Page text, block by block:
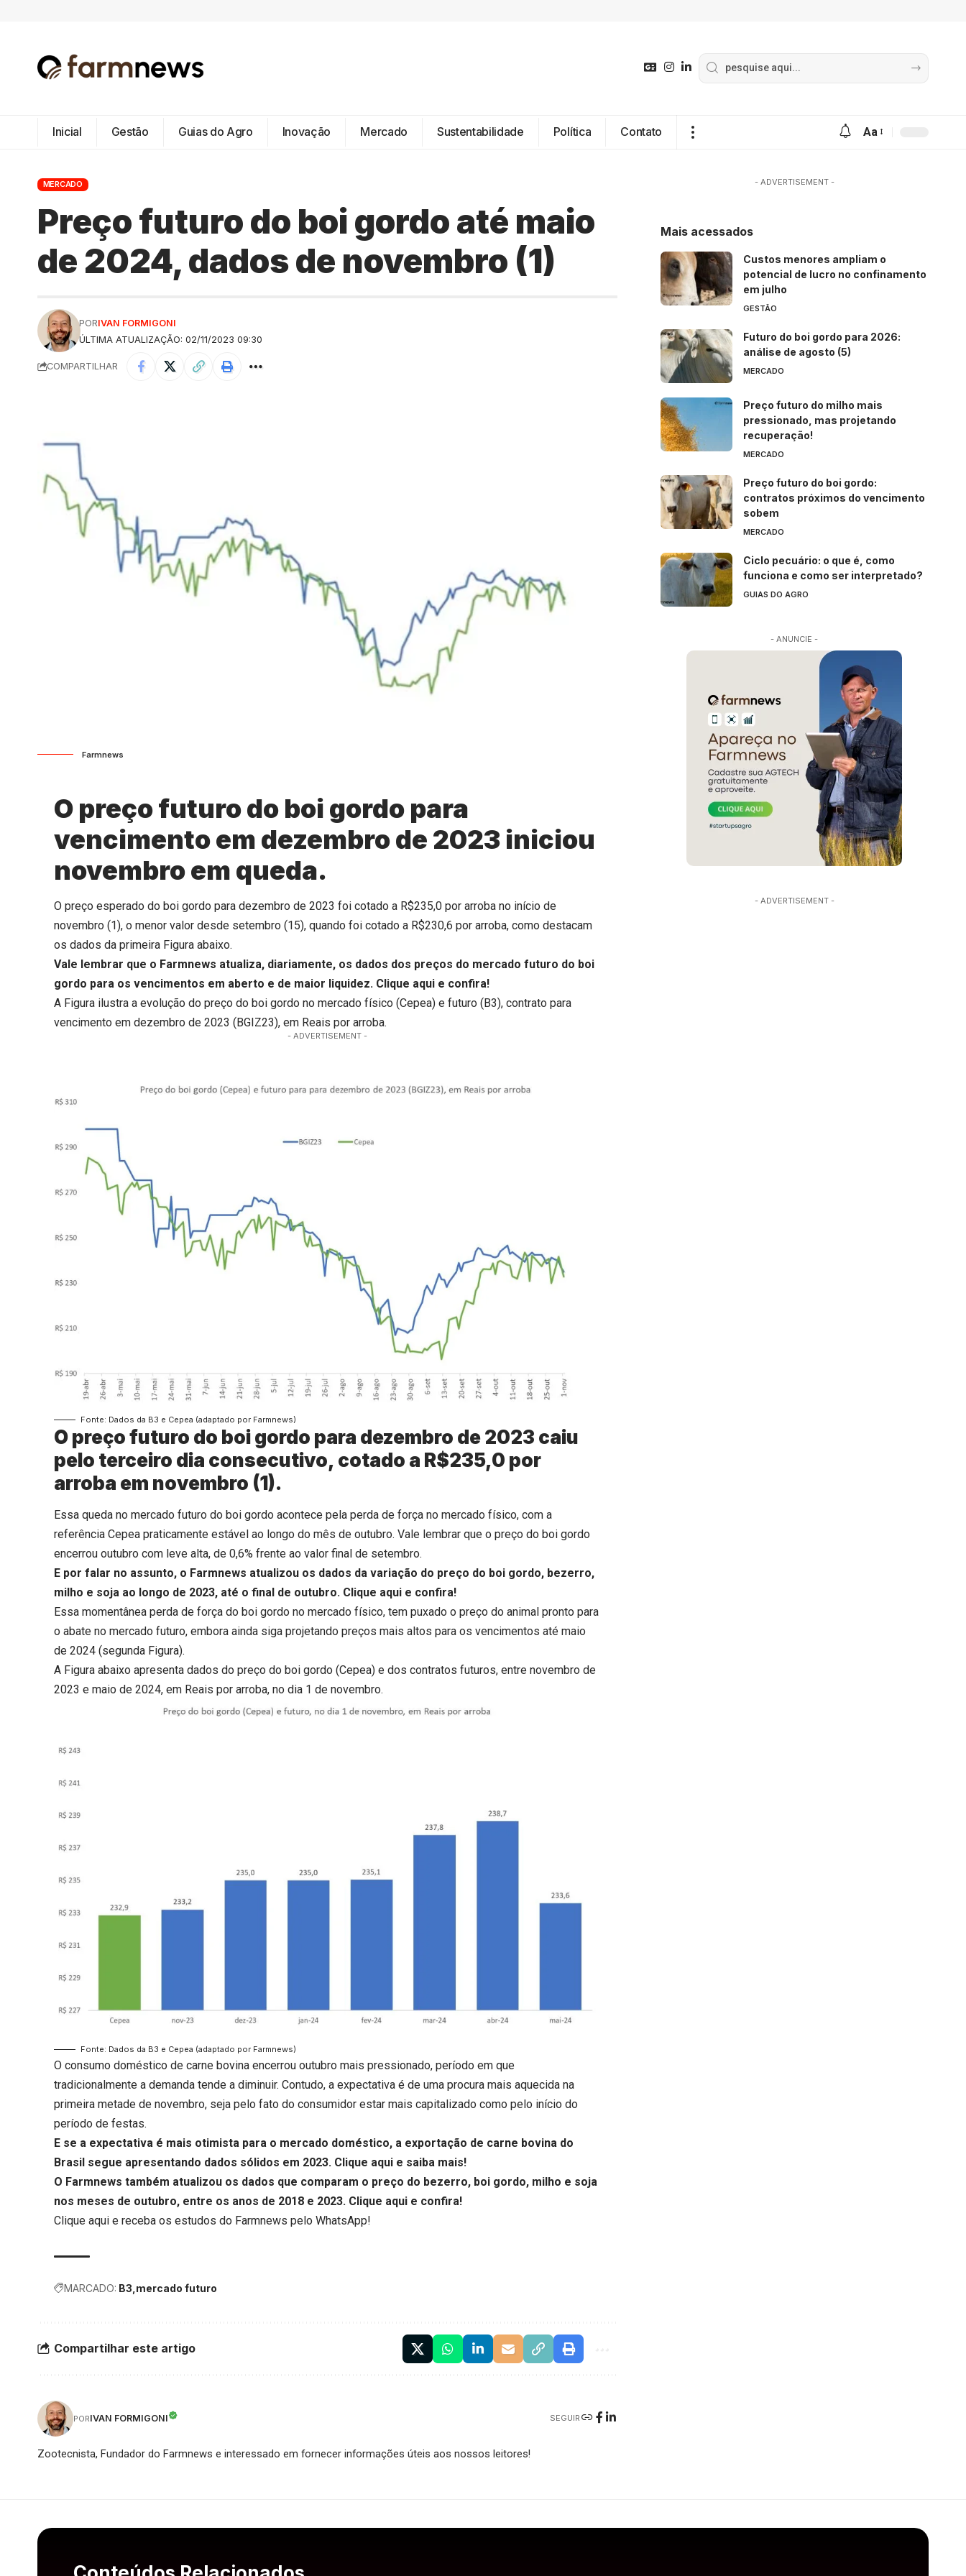
Inicial Gestão Guias do Agro Inovação Mercado Sustentabilidade Política Contato Aa
MERCADO
Preço futuro do boi gordo até maio
de 2024, dados de novembro (1)
ÚLTIMA ATUALIZAÇÃO: 02/11/2023 09:30
PORIVAN FORMIGONI
COMPARTILHAR
Farmnews
O preço futuro do boi gordo para
vencimento em dezembro de 2023 iniciou
novembro em queda.
O preço esperado do boi gordo para dezembro de 2023 foi cotado a R$235,0 por arroba no início de
novembro (1), o menor valor desde setembro (15), quando foi cotado a R$230,6 por arroba, como destacam
os dados da primeira Figura abaixo.
Vale lembrar que o Farmnews atualiza, diariamente, os dados dos preços do mercado futuro do boi
gordo para os vencimentos em aberto e de maior liquidez. Clique aqui e confira!
A Figura ilustra a evolução do preço do boi gordo no mercado físico (Cepea) e futuro (B3), contrato para
vencimento em dezembro de 2023 (BGIZ23), em Reais por arroba.
- ADVERTISEMENT -
Fonte: Dados da B3 e Cepea (adaptado por Farmnews)
O preço futuro do boi gordo para dezembro de 2023 caiu
pelo terceiro dia consecutivo, cotado a R$235,0 por
arroba em novembro (1).
Essa queda no mercado futuro do boi gordo acontece pela perda de força no mercado físico, com a
referência Cepea praticamente estável ao longo do mês de outubro. Vale lembrar que o preço do boi gordo
encerrou outubro com leve alta, de 0,6% frente ao valor final de setembro.
E por falar no assunto, o Farmnews atualizou os dados da variação do preço do boi gordo, bezerro,
milho e soja ao longo de 2023, até o final de outubro. Clique aqui e confira!
Essa momentânea perda de força do boi gordo no mercado físico, tem puxado o preço do animal pronto para
o abate no mercado futuro, embora ainda siga projetando preços mais altos para os vencimentos até maio
de 2024 (segunda Figura).
A Figura abaixo apresenta dados do preço do boi gordo (Cepea) e dos contratos futuros, entre novembro de
2023 e maio de 2024, em Reais por arroba, no dia 1 de novembro.
Fonte: Dados da B3 e Cepea (adaptado por Farmnews)
O consumo doméstico de carne bovina encerrou outubro mais pressionado, período em que
tradicionalmente a demanda tende a diminuir. Contudo, a expectativa é de uma procura mais aquecida na
primeira metade de novembro, seja pelo fato do consumidor estar mais capitalizado como pelo início do
período de festas.
E se a expectativa é mais otimista para o mercado doméstico, a exportação de carne bovina do
Brasil segue apresentando dados sólidos em 2023. Clique aqui e saiba mais!
O Farmnews também atualizou os dados que comparam o preço do bezerro, boi gordo, milho e soja
nos meses de outubro, entre os anos de 2018 e 2023. Clique aqui e confira!
Clique aqui e receba os estudos do Farmnews pelo WhatsApp!
MARCADO: B3 mercado futuro
Compartilhar este artigo
PORIVAN FORMIGONI SEGUIR
Zootecnista, Fundador do Farmnews e interessado em fornecer informações úteis aos nossos leitores!
- ADVERTISEMENT -
Mais acessados
Custos menores ampliam o
potencial de lucro no confinamento
em julho
GESTÃO
Futuro do boi gordo para 2026:
análise de agosto (5)
MERCADO
Preço futuro do milho mais
pressionado, mas projetando
recuperação!
MERCADO
Preço futuro do boi gordo:
contratos próximos do vencimento
sobem
MERCADO
Ciclo pecuário: o que é, como
funciona e como ser interpretado?
GUIAS DO AGRO
- ANUNCIE -
- ADVERTISEMENT -